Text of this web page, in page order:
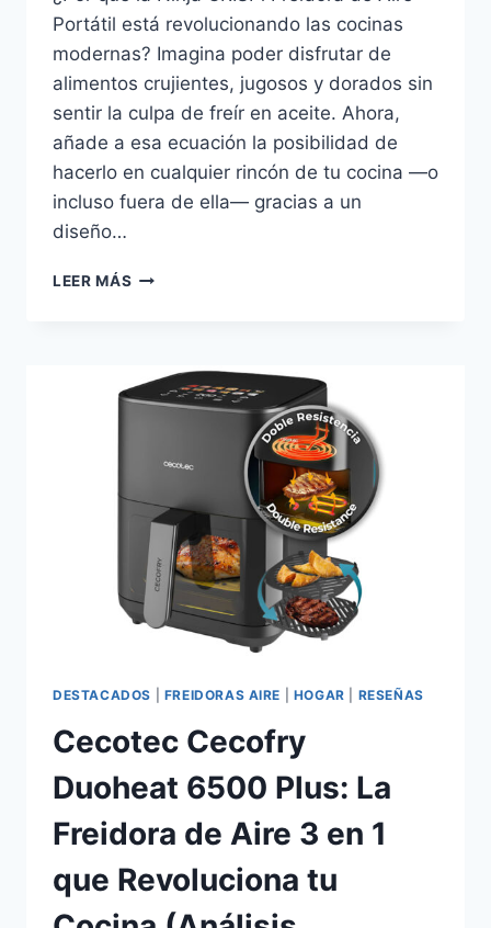
Portátil está revolucionando las cocinas
modernas? Imagina poder disfrutar de
alimentos crujientes, jugosos y dorados sin
sentir la culpa de freír en aceite. Ahora,
añade a esa ecuación la posibilidad de
hacerlo en cualquier rincón de tu cocina —o
incluso fuera de ella— gracias a un
diseño…
LEER MÁS NINJA
PORTÁTIL
PROFUNDO,
VENTAJAS
DESVENTAJAS
REALES
DESTACADOS FREIDORAS AIRE HOGAR RESEÑAS
Cecotec Cecofry
Duoheat 6500 Plus: La
Freidora de Aire 3 en 1
que Revoluciona tu